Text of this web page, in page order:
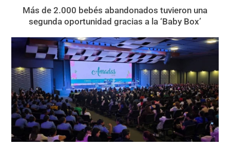
Más de 2.000 bebés abandonados tuvieron una
segunda oportunidad gracias a la ‘Baby Box’